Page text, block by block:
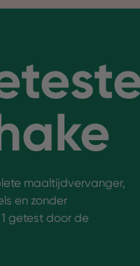
maaltijdvervanger,
en zonder
getest door de